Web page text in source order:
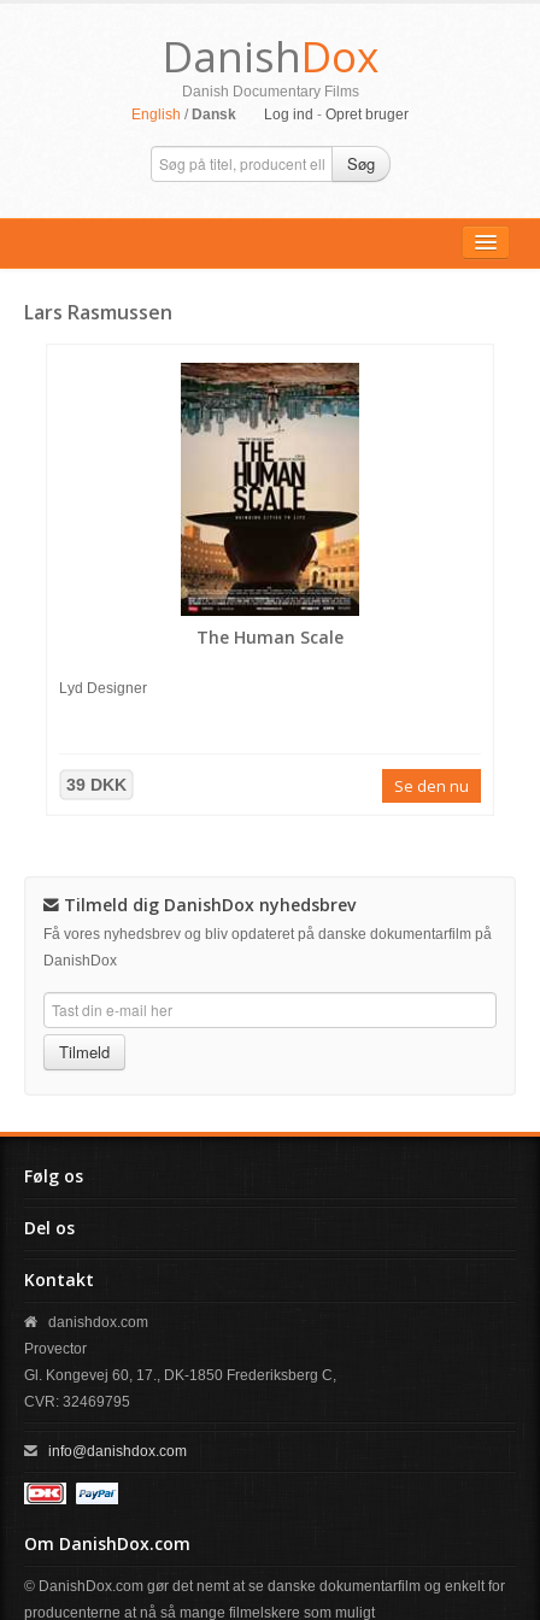
DanishDox
Danish Documentary Films
English / Dansk Log ind - Opret bruger
Søg
Lars Rasmussen
The Human Scale
Lyd Designer
39 DKK Se den nu
Tilmeld dig DanishDox nyhedsbrev
Få vores nyhedsbrev og bliv opdateret på danske dokumentarfilm på
DanishDox
Tilmeld
Følg os
Del os
Kontakt
danishdox.com
Provector
Gl. Kongevej 60, 17., DK-1850 Frederiksberg C,
CVR: 32469795
info@danishdox.com
Om DanishDox.com
© DanishDox.com gør det nemt at se danske dokumentarfilm og enkelt for
producenterne at nå så mange filmelskere som muligt